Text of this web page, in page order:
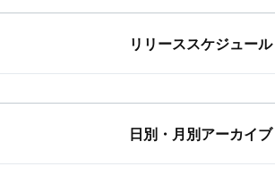
リリーススケジュール
日別・月別アーカイブ